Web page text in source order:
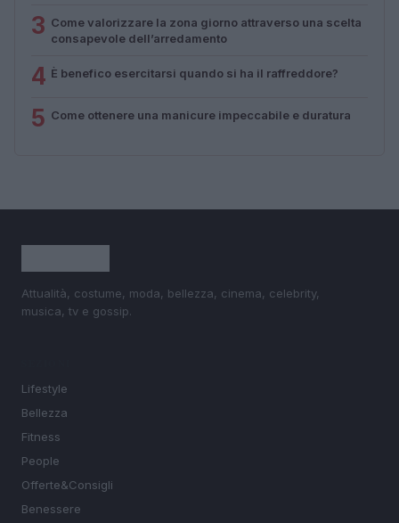
3 Come valorizzare la zona giorno attraverso una scelta
consapevole dell’arredamento
4 È benefico esercitarsi quando si ha il raffreddore?
5 Come ottenere una manicure impeccabile e duratura
Attualità, costume, moda, bellezza, cinema, celebrity,
musica, tv e gossip.
Lifestyle
Bellezza
Fitness
People
Offerte&Consigli
Benessere